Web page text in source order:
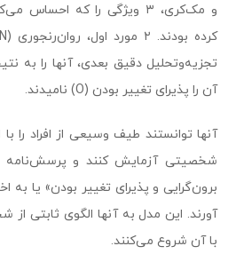
و مک‌کری، ۳ ویژگی را که
تجزیه‌وتحلیل دقیق بعدی، آنها را به
آن را پذیرای تغییر بودن (O) نامیدند.
شخصیتی آزمایش کنند و پرسش‌نامه
آورند. این مدل به آنها الگوی ثابتی
با آن شروع می‌کنند.